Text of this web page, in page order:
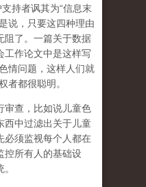
持者讽其为“信息末
说，只要这四种理由
阻了。一篇关于数据
工作论文中是这样写
情问题，这样人们就
者都很聪明。
审查，比如说儿童色
西中过滤出关于儿童
必须监视每个人都在
控所有人的基础设